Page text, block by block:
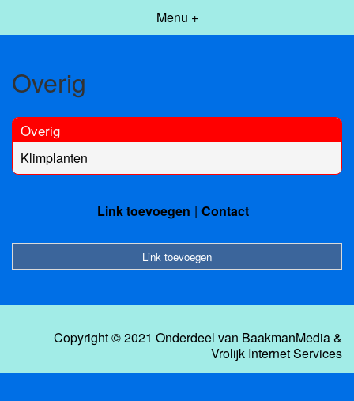
Menu +
Overig
Overig
Klimplanten
Link toevoegen Contact
Link toevoegen
Copyright © 2021 Onderdeel van BaakmanMedia&
Vrolijk Internet Services